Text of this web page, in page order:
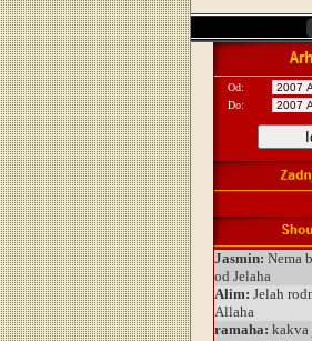
Od:
Do: